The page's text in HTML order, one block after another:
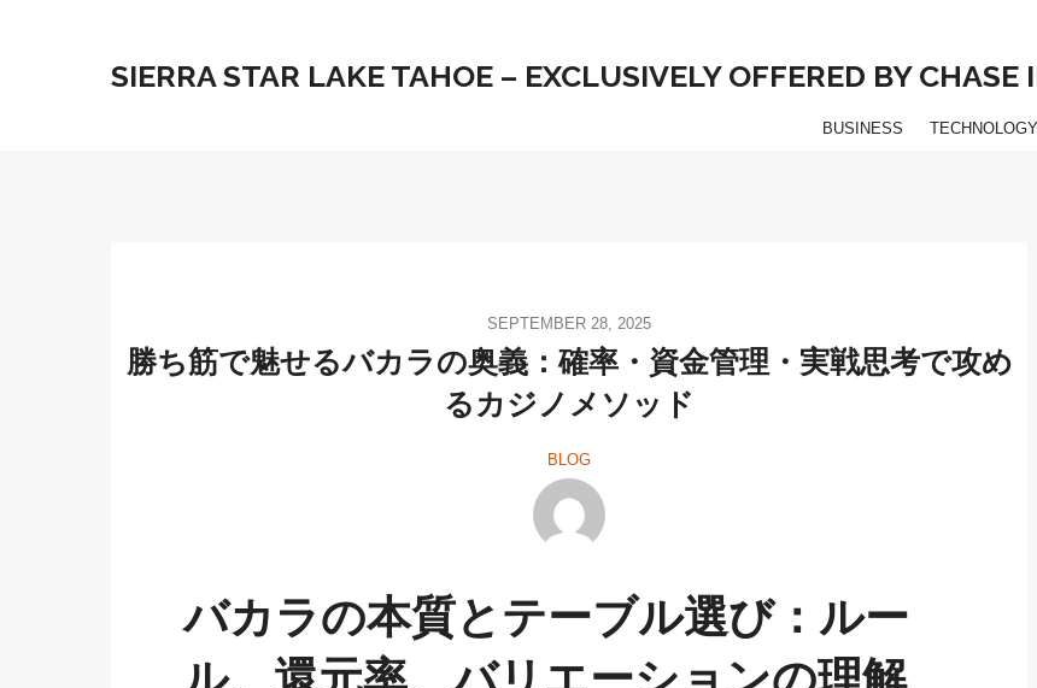
SIERRA STAR LAKE TAHOE – EXCLUSIVELY OFFERED BY
BUSINESS TECHNOLOGY
SEPTEMBER 28, 2025
勝ち筋で魅せるバカラの奥義：確率・資金管理・実戦思考で攻め
るカジノメソッド
BLOG
バカラの本質とテーブル選び：ルー